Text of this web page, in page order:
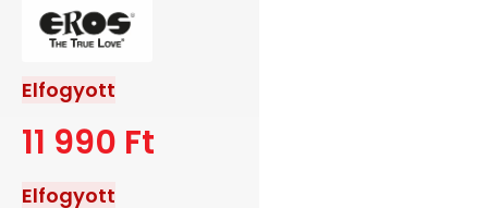
Elfogyott
11 990 Ft
Elfogyott